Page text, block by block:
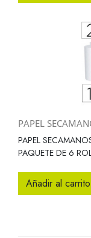
PAPEL
PAPEL
PAQUETE DE 6
Añadir al carrito